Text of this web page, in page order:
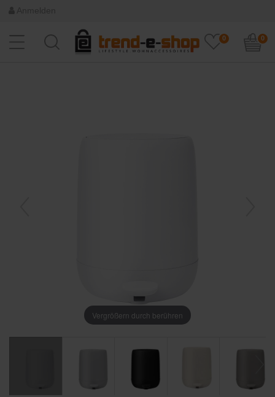
0 0
Vergrößern durch berühren